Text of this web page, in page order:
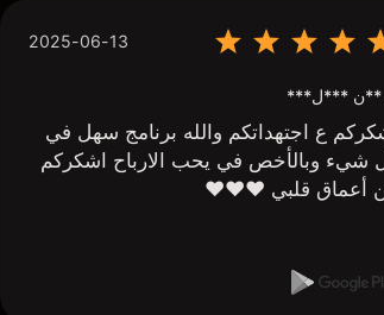
2025-06-13
***ل***
ع اجتهداتكم والله برنامج سهل في
شيء وبالأخص في يحب الارباح اشكركم
أعماق قلبي ❤️❤️❤️